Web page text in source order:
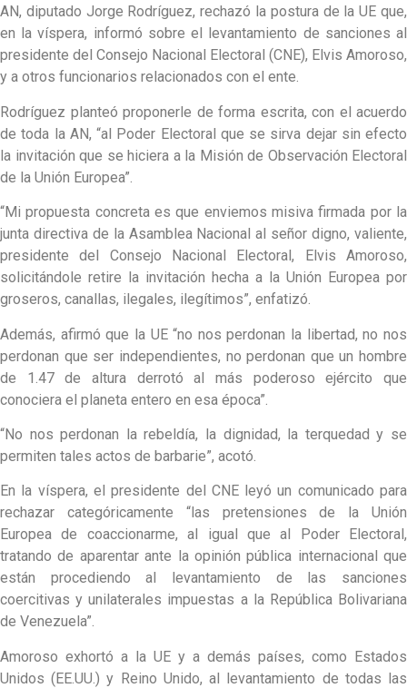
AN, diputado Jorge Rodríguez, rechazó la postura de la UE que,
en la víspera, informó sobre el levantamiento de sanciones al
presidente del Consejo Nacional Electoral (CNE), Elvis Amoroso,
y a otros funcionarios relacionados con el ente.
Rodríguez planteó proponerle de forma escrita, con el acuerdo
de toda la AN, “al Poder Electoral que se sirva dejar sin efecto
la invitación que se hiciera a la Misión de Observación Electoral
de la Unión Europea”.
“Mi propuesta concreta es que enviemos misiva firmada por la
junta directiva de la Asamblea Nacional al señor digno, valiente,
presidente del Consejo Nacional Electoral, Elvis Amoroso,
solicitándole retire la invitación hecha a la Unión Europea por
groseros, canallas, ilegales, ilegítimos”, enfatizó.
Además, afirmó que la UE “no nos perdonan la libertad, no nos
perdonan que ser independientes, no perdonan que un hombre
de 1.47 de altura derrotó al más poderoso ejército que
conociera el planeta entero en esa época”.
“No nos perdonan la rebeldía, la dignidad, la terquedad y se
permiten tales actos de barbarie”, acotó.
En la víspera, el presidente del CNE leyó un comunicado para
rechazar categóricamente “las pretensiones de la Unión
Europea de coaccionarme, al igual que al Poder Electoral,
tratando de aparentar ante la opinión pública internacional que
están procediendo al levantamiento de las sanciones
coercitivas y unilaterales impuestas a la República Bolivariana
de Venezuela”.
Amoroso exhortó a la UE y a demás países, como Estados
Unidos (EE.UU.) y Reino Unido, al levantamiento de todas las